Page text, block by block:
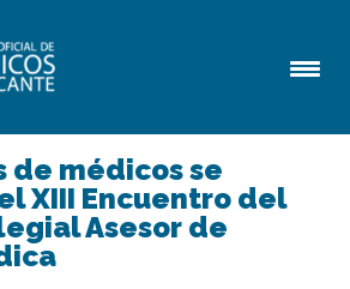
de médicos se
XIII Encuentro del
Asesor de